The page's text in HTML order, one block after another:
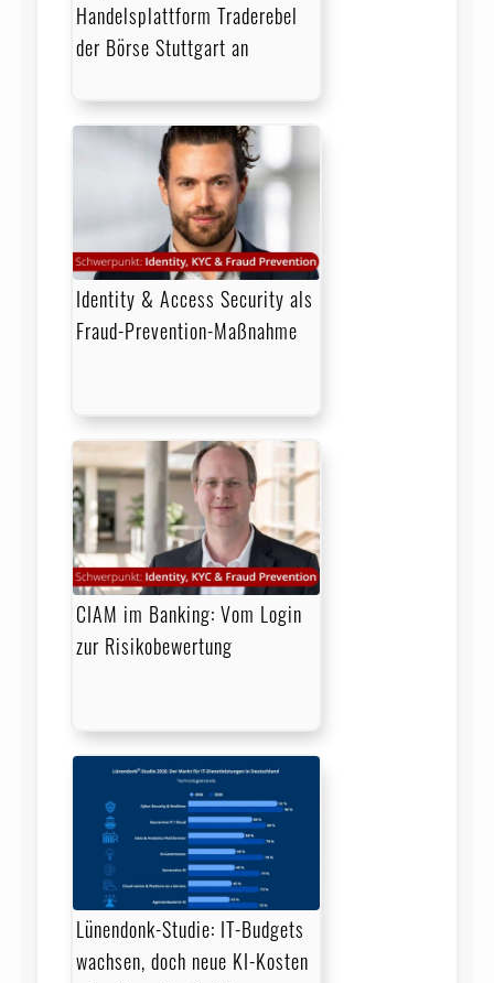
Handelsplattform Traderebel
der Börse Stuttgart an
Identity & Access Security als
Fraud-Prevention-Maßnahme
CIAM im Banking: Vom Login
zur Risikobewertung
Lünendonk-Studie: IT-Budgets
wachsen, doch neue KI-Kosten